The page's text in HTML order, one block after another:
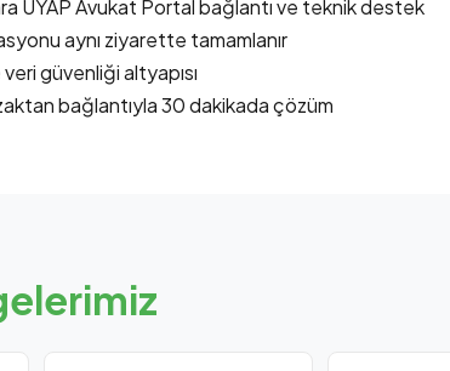
UYAP Avukat Portal bağlantı ve teknik destek
aynı ziyarette tamamlanır
güvenliği altyapısı
bağlantıyla 30 dakikada çözüm